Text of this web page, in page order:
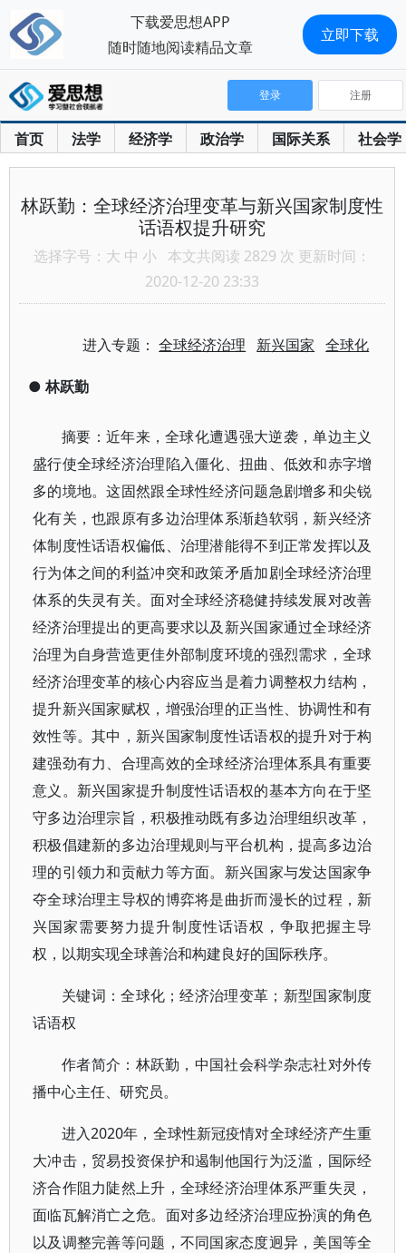
首页 法学 经济学 政治学 国际关系 社会学
登录 注册
林跃勤：全球经济治理变革与新兴国家制度性
话语权提升研究
选择字号： 大 中 小 本文共阅读 2829 次 更新时间：
2020-12-20 23:33
进入专题：全球经济治理 新兴国家 全球化
●林跃勤
摘要：近年来，全球化遭遇强大逆袭，单边主义
盛行使全球经济治理陷入僵化、扭曲、低效和赤字增
多的境地。这固然跟全球性经济问题急剧增多和尖锐
化有关，也跟原有多边治理体系渐趋软弱，新兴经济
体制度性话语权偏低、治理潜能得不到正常发挥以及
行为体之间的利益冲突和政策矛盾加剧全球经济治理
体系的失灵有关。面对全球经济稳健持续发展对改善
经济治理提出的更高要求以及新兴国家通过全球经济
治理为自身营造更佳外部制度环境的强烈需求，全球
经济治理变革的核心内容应当是着力调整权力结构，
提升新兴国家赋权，增强治理的正当性、协调性和有
效性等。其中，新兴国家制度性话语权的提升对于构
建强劲有力、合理高效的全球经济治理体系具有重要
意义。新兴国家提升制度性话语权的基本方向在于坚
守多边治理宗旨，积极推动既有多边治理组织改革，
积极倡建新的多边治理规则与平台机构，提高多边治
理的引领力和贡献力等方面。新兴国家与发达国家争
夺全球治理主导权的博弈将是曲折而漫长的过程，新
兴国家需要努力提升制度性话语权，争取把握主导
权，以期实现全球善治和构建良好的国际秩序。
关键词：全球化；经济治理变革；新型国家制度
话语权
作者简介：林跃勤，中国社会科学杂志社对外传
播中心主任、研究员。
进入2020年，全球性新冠疫情对全球经济产生重
大冲击，贸易投资保护和遏制他国行为泛滥，国际经
济合作阻力陡然上升，全球经济治理体系严重失灵，
面临瓦解消亡之危。面对多边经济治理应扮演的角色
以及调整完善等问题，不同国家态度迥异，美国等全
下载爱思想APP
随时随地阅读精品文章
立即下载